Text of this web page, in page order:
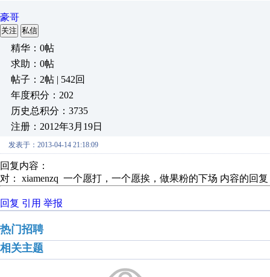
豪哥
关注 私信
精华：0帖
求助：0帖
帖子：2帖 | 542回
年度积分：202
历史总积分：3735
注册：2012年3月19日
发表于：2013-04-14 21:18:09
回复内容：
对： xiamenzq 一个愿打，一个愿挨，做果粉的下场 内容的回复
回复 引用 举报
热门招聘
相关主题